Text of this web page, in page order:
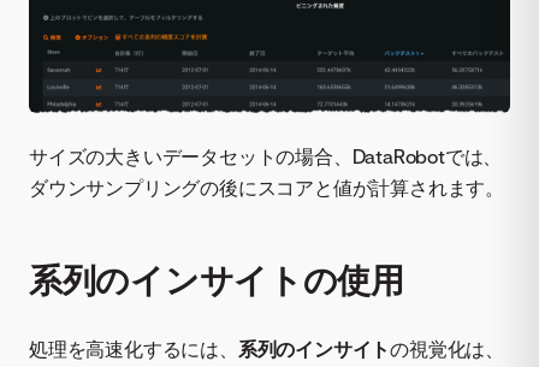
サイズの大きいデータセットの場合、DataRobotでは、
ダウンサンプリングの後にスコアと値が計算されます。
系列のインサイトの使用
処理を高速化するには、 系列のインサイトの視覚化は、